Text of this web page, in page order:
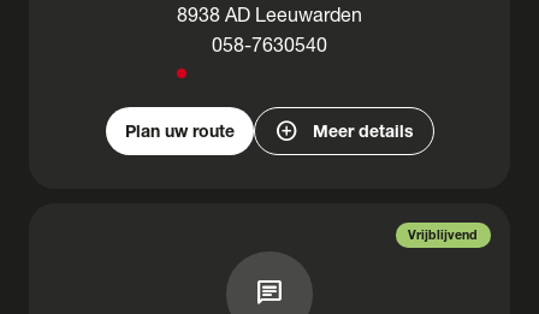
8938 AD Leeuwarden
058-7630540
Plan uw route add_circle Meer details
Vrijblijvend
chat